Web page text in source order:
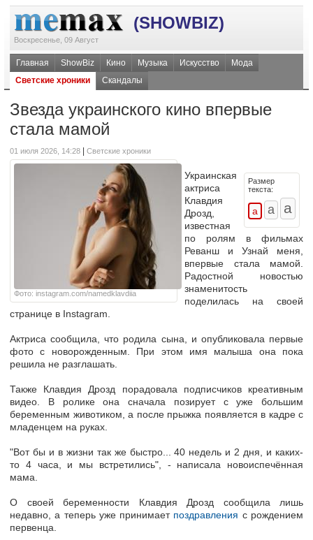
(SHOWBIZ)
Воскресенье, 09 Август
Главная ShowBiz Кино Музыка Искусство
Мода
Светские хроники
Скандалы
Звезда украинского кино впервые
стала мамой
01 июля 2026, 14:28 Светские хроники
Фото: instagram.com/namedklavdiia
Размер
текста:
Украинская
актриса
Клавдия
Дрозд,
известная
по ролям в фильмах
Реванш и Узнай меня,
впервые стала мамой.
Радостной новостью
знаменитость
поделилась на своей
странице в Instagram.
Актриса сообщила, что родила сына, и опубликовала первые
фото с новорожденным. При этом имя малыша она пока
решила не разглашать.
Также Клавдия Дрозд порадовала подписчиков креативным
видео. В ролике она сначала позирует с уже большим
беременным животиком, а после прыжка появляется в кадре с
младенцем на руках.
"Вот бы и в жизни так же быстро... 40 недель и 2 дня, и каких-
то 4 часа, и мы встретились", - написала новоиспечённая
мама.
О своей беременности Клавдия Дрозд сообщила лишь
недавно, а теперь уже принимает поздравления с рождением
первенца.